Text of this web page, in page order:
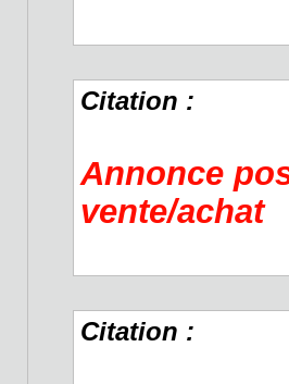
Citation :
Annonce
vente/achat
Citation :